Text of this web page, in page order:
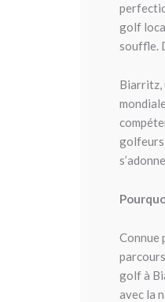
golf
souffle.
Biarritz,
golfeurs
Connue
golf à
avec la